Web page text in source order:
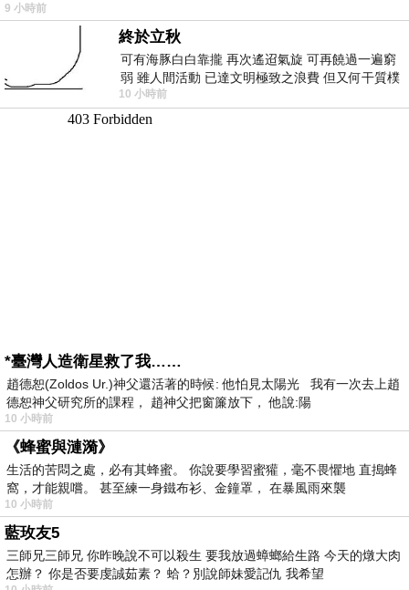
9 小時前
終於立秋
可有海豚白白靠攏 再次遙迢氣旋 可再饒過一遍窮
弱 雖人間活動 已達文明極致之浪費 但又何干質樸
者 只能白白陪葬
10 小時前
*臺灣人造衛星救了我……
趙德恕(Zoldos Ur.)神父還活著的時候: 他怕見太陽光 我有一次去上趙
德恕神父研究所的課程， 趙神父把窗簾放下， 他說:陽
10 小時前
《蜂蜜與漣漪》
生活的苦悶之處，必有其蜂蜜。 你說要學習蜜獾，毫不畏懼地 直搗蜂
窩，才能親嚐。 甚至練一身鐵布衫、金鐘罩， 在暴風雨來襲
10 小時前
藍玫友5
三師兄三師兄 你昨晚說不可以殺生 要我放過蟑螂給生路 今天的燉大肉
怎辦？ 你是否要虔誠茹素？ 蛤？別說師妹愛記仇 我希望